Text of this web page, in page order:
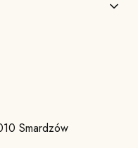
Smardzów